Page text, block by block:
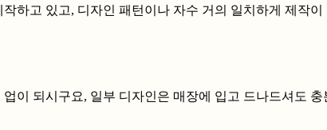
하고 있고, 디자인 패턴이나 자수 거의 일치하게 제작이
이 되시구요, 일부 디자인은 매장에 입고 드나드셔도 충